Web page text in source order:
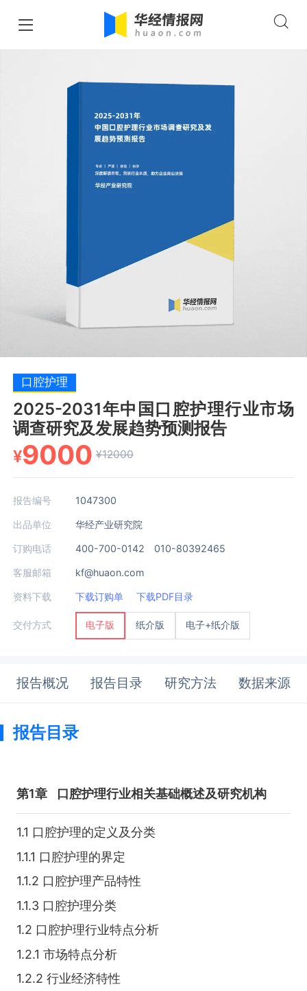
口腔护理
2025-2031年中国口腔护理行业市场
调查研究及发展趋势预测报告
¥9000 ¥12000
报告编号 1047300
出品单位 华经产业研究院
订购电话 400-700-0142 010-80392465
客服邮箱 kf@huaon.com
资料下载 下载订购单 下载PDF目录
交付方式 电子版 纸介版 电子+纸介版
报告概况 报告目录 研究方法 数据来源
报告目录
第1章 口腔护理行业相关基础概述及研究机构
1.1 口腔护理的定义及分类
1.1.1 口腔护理的界定
1.1.2 口腔护理产品特性
1.1.3 口腔护理分类
1.2 口腔护理行业特点分析
1.2.1 市场特点分析
1.2.2 行业经济特性